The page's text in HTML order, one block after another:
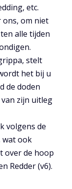
etc.
ons, om niet
alle tijden
stelt
het bij u
de doden
van zijn uitleg
volgens de
wat ook
over de hoop
Redder (v6).